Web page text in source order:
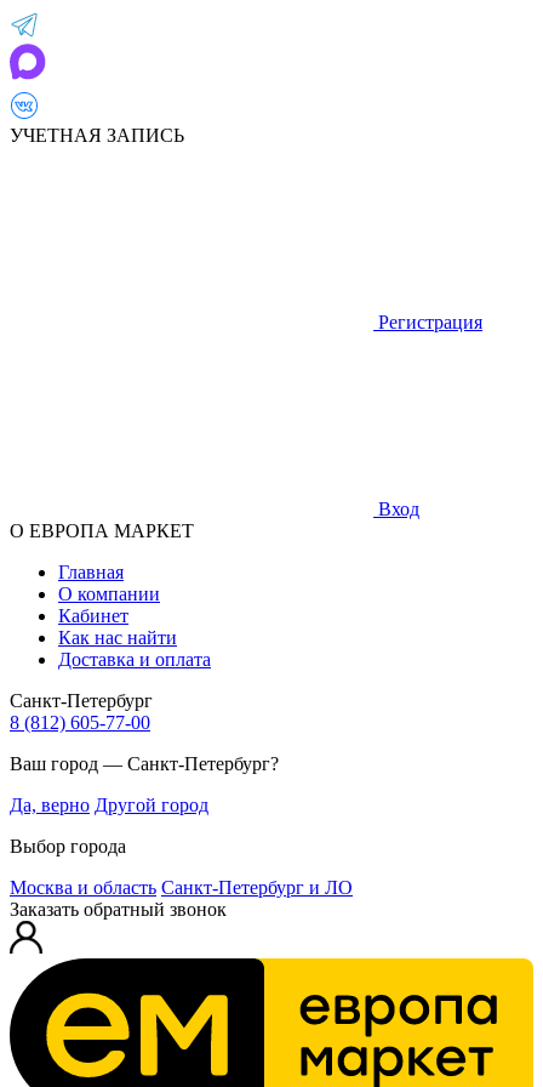
УЧЕТНАЯ ЗАПИСЬ
Регистрация
Вход
О ЕВРОПА МАРКЕТ
Главная
О компании
Кабинет
Как нас найти
Доставка и оплата
Санкт-Петербург
8 (812) 605-77-00
Ваш город — Санкт-Петербург?
Да, верно Другой город
Выбор города
Москва и область Санкт-Петербург и ЛО
Заказать обратный звонок